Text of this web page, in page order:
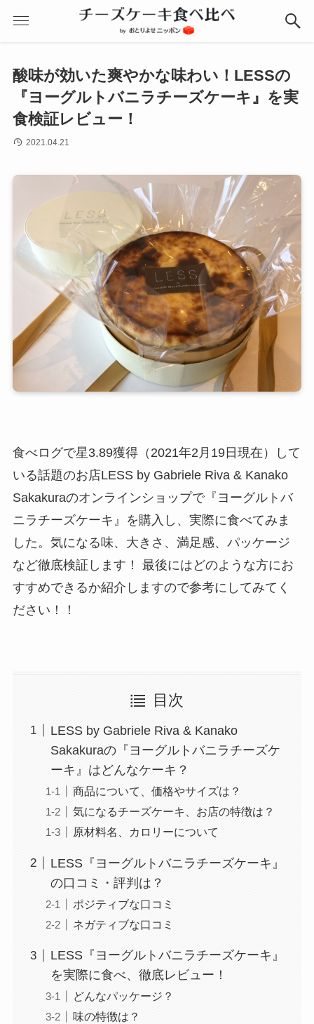
酸味が効いた爽やかな味わい！LESSの
『ヨーグルトバニラチーズケーキ』を実
食検証レビュー！
2021.04.21
食べログで星3.89獲得（2021年2月19日現在）して
いる話題のお店LESS by Gabriele Riva & Kanako
Sakakuraのオンラインショップで『ヨーグルトバ
ニラチーズケーキ』を購入し、実際に食べてみま
した。気になる味、大きさ、満足感、パッケージ
など徹底検証します！ 最後にはどのような方にお
すすめできるか紹介しますので参考にしてみてく
ださい！！
目次
LESS by Gabriele Riva & Kanako
Sakakuraの『ヨーグルトバニラチーズケ
ーキ』はどんなケーキ？
商品について、価格やサイズは？
気になるチーズケーキ、お店の特徴は？
原材料名、カロリーについて
LESS『ヨーグルトバニラチーズケーキ』
の口コミ・評判は？
ポジティブな口コミ
ネガティブな口コミ
LESS『ヨーグルトバニラチーズケーキ』
を実際に食べ、徹底レビュー！
どんなパッケージ？
味の特徴は？